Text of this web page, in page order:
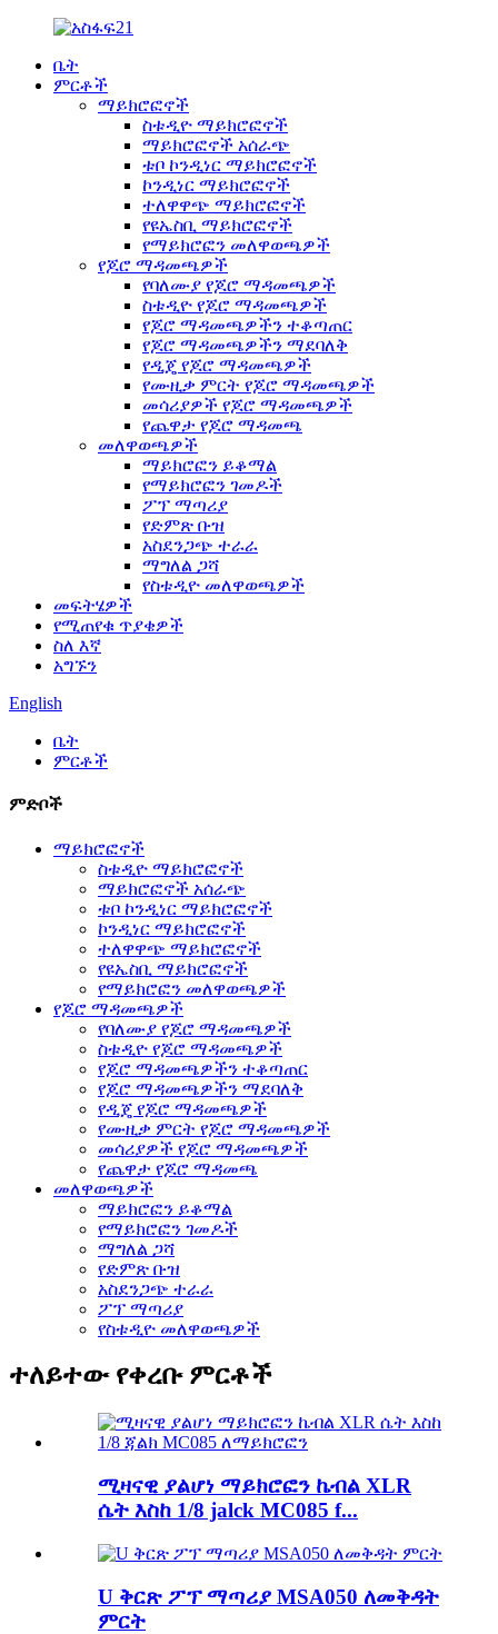
ቤት
ምርቶች
ማይክሮፎኖች
ስቱዲዮ ማይክሮፎኖች
ማይክሮፎኖች አሰራጭ
ቱቦ ኮንዲነር ማይክሮፎኖች
ኮንዲነር ማይክሮፎኖች
ተለዋዋጭ ማይክሮፎኖች
የዩኤስቢ ማይክሮፎኖች
የማይክሮፎን መለዋወጫዎች
የጆሮ ማዳመጫዎች
የባለሙያ የጆሮ ማዳመጫዎች
ስቱዲዮ የጆሮ ማዳመጫዎች
የጆሮ ማዳመጫዎችን ተቆጣጠር
የጆሮ ማዳመጫዎችን ማደባለቅ
የዲጄ የጆሮ ማዳመጫዎች
የሙዚቃ ምርት የጆሮ ማዳመጫዎች
መሳሪያዎች የጆሮ ማዳመጫዎች
የጨዋታ የጆሮ ማዳመጫ
መለዋወጫዎች
ማይክሮፎን ይቆማል
የማይክሮፎን ገመዶች
ፖፕ ማጣሪያ
የድምጽ ቡዝ
አስደንጋጭ ተራራ
ማግለል ጋሻ
የስቱዲዮ መለዋወጫዎች
መፍትሄዎች
የሚጠየቁ ጥያቄዎች
ስለ እኛ
አግኙን
English
ቤት
ምርቶች
ምድቦች
ማይክሮፎኖች
ስቱዲዮ ማይክሮፎኖች
ማይክሮፎኖች አሰራጭ
ቱቦ ኮንዲነር ማይክሮፎኖች
ኮንዲነር ማይክሮፎኖች
ተለዋዋጭ ማይክሮፎኖች
የዩኤስቢ ማይክሮፎኖች
የማይክሮፎን መለዋወጫዎች
የጆሮ ማዳመጫዎች
የባለሙያ የጆሮ ማዳመጫዎች
ስቱዲዮ የጆሮ ማዳመጫዎች
የጆሮ ማዳመጫዎችን ተቆጣጠር
የጆሮ ማዳመጫዎችን ማደባለቅ
የዲጄ የጆሮ ማዳመጫዎች
የሙዚቃ ምርት የጆሮ ማዳመጫዎች
መሳሪያዎች የጆሮ ማዳመጫዎች
የጨዋታ የጆሮ ማዳመጫ
መለዋወጫዎች
ማይክሮፎን ይቆማል
የማይክሮፎን ገመዶች
ማግለል ጋሻ
የድምጽ ቡዝ
አስደንጋጭ ተራራ
ፖፕ ማጣሪያ
የስቱዲዮ መለዋወጫዎች
ተለይተው የቀረቡ ምርቶች
ሚዛናዊ ያልሆነ ማይክሮፎን ኬብል XLR
ሴት እስከ 1/8 jalck MC085 f...
U ቅርጽ ፖፕ ማጣሪያ MSA050 ለመቅዳት
ምርት